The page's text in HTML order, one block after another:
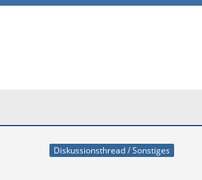
Diskussionsthread / Sonstiges